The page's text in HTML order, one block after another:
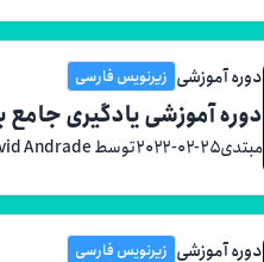
دوره آموزشی زیرنویس فارسی
دوره آموزشی یادگیری جامع
مبتدی۲۰۲۲-۰۲-۲۵توسط David Andrade
دوره آموزشی زیرنویس فارسی